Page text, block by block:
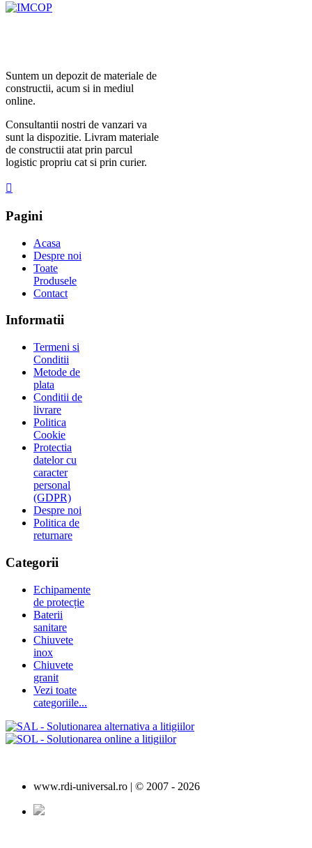
Suntem un depozit de materiale de
constructii, acum si in mediul
online.
Consultantii nostri de vanzari va
sunt la dispozitie. Livram materiale
de constructii atat prin parcul
logistic propriu cat si prin curier.
Pagini
Acasa
Despre noi
Toate
Produsele
Contact
Informatii
Termeni si
Conditii
Metode de
plata
Conditii de
livrare
Politica
Cookie
Protectia
datelor cu
caracter
personal
(GDPR)
Despre noi
Politica de
returnare
Categorii
Echipamente
de protecție
Baterii
sanitare
Chiuvete
inox
Chiuvete
granit
Vezi toate
categoriile...
www.rdi-universal.ro | © 2007 - 2026